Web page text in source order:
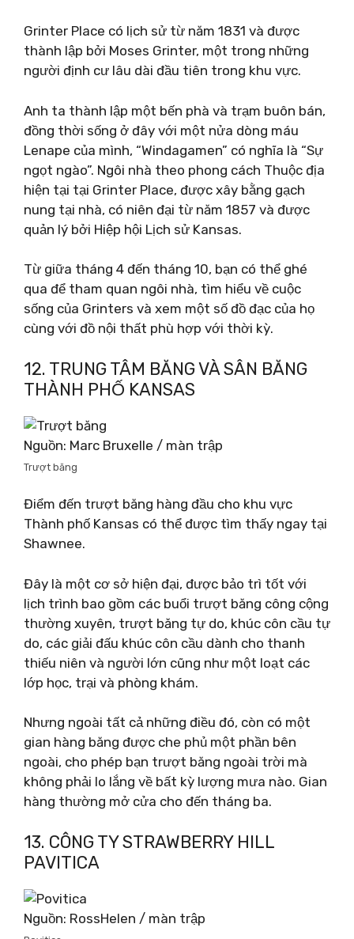
Grinter Place có lịch sử từ năm 1831 và được
thành lập bởi Moses Grinter, một trong những
người định cư lâu dài đầu tiên trong khu vực.
Anh ta thành lập một bến phà và trạm buôn bán,
đồng thời sống ở đây với một nửa dòng máu
Lenape của mình, “Windagamen” có nghĩa là “Sự
ngọt ngào”. Ngôi nhà theo phong cách Thuộc địa
hiện tại tại Grinter Place, được xây bằng gạch
nung tại nhà, có niên đại từ năm 1857 và được
quản lý bởi Hiệp hội Lịch sử Kansas.
Từ giữa tháng 4 đến tháng 10, bạn có thể ghé
qua để tham quan ngôi nhà, tìm hiểu về cuộc
sống của Grinters và xem một số đồ đạc của họ
cùng với đồ nội thất phù hợp với thời kỳ.
12. TRUNG TÂM BĂNG VÀ SÂN BĂNG
THÀNH PHỐ KANSAS
Nguồn: Marc Bruxelle / màn trập
Trượt băng
Điểm đến trượt băng hàng đầu cho khu vực
Thành phố Kansas có thể được tìm thấy ngay tại
Shawnee.
Đây là một cơ sở hiện đại, được bảo trì tốt với
lịch trình bao gồm các buổi trượt băng công cộng
thường xuyên, trượt băng tự do, khúc côn cầu tự
do, các giải đấu khúc côn cầu dành cho thanh
thiếu niên và người lớn cũng như một loạt các
lớp học, trại và phòng khám.
Nhưng ngoài tất cả những điều đó, còn có một
gian hàng băng được che phủ một phần bên
ngoài, cho phép bạn trượt băng ngoài trời mà
không phải lo lắng về bất kỳ lượng mưa nào. Gian
hàng thường mở cửa cho đến tháng ba.
13. CÔNG TY STRAWBERRY HILL
PAVITICA
Nguồn: RossHelen / màn trập